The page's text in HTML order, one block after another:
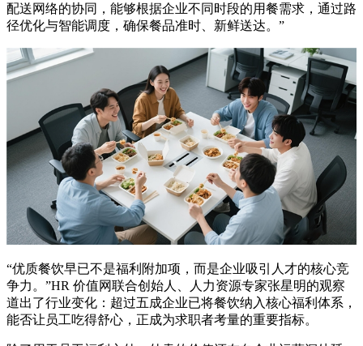
配送网络的协同，能够根据企业不同时段的用餐需求，通过路
径优化与智能调度，确保餐品准时、新鲜送达。”
“优质餐饮早已不是福利附加项，而是企业吸引人才的核心竞
争力。”HR 价值网联合创始人、人力资源专家张星明的观察
道出了行业变化：超过五成企业已将餐饮纳入核心福利体系，
能否让员工吃得舒心，正成为求职者考量的重要指标。